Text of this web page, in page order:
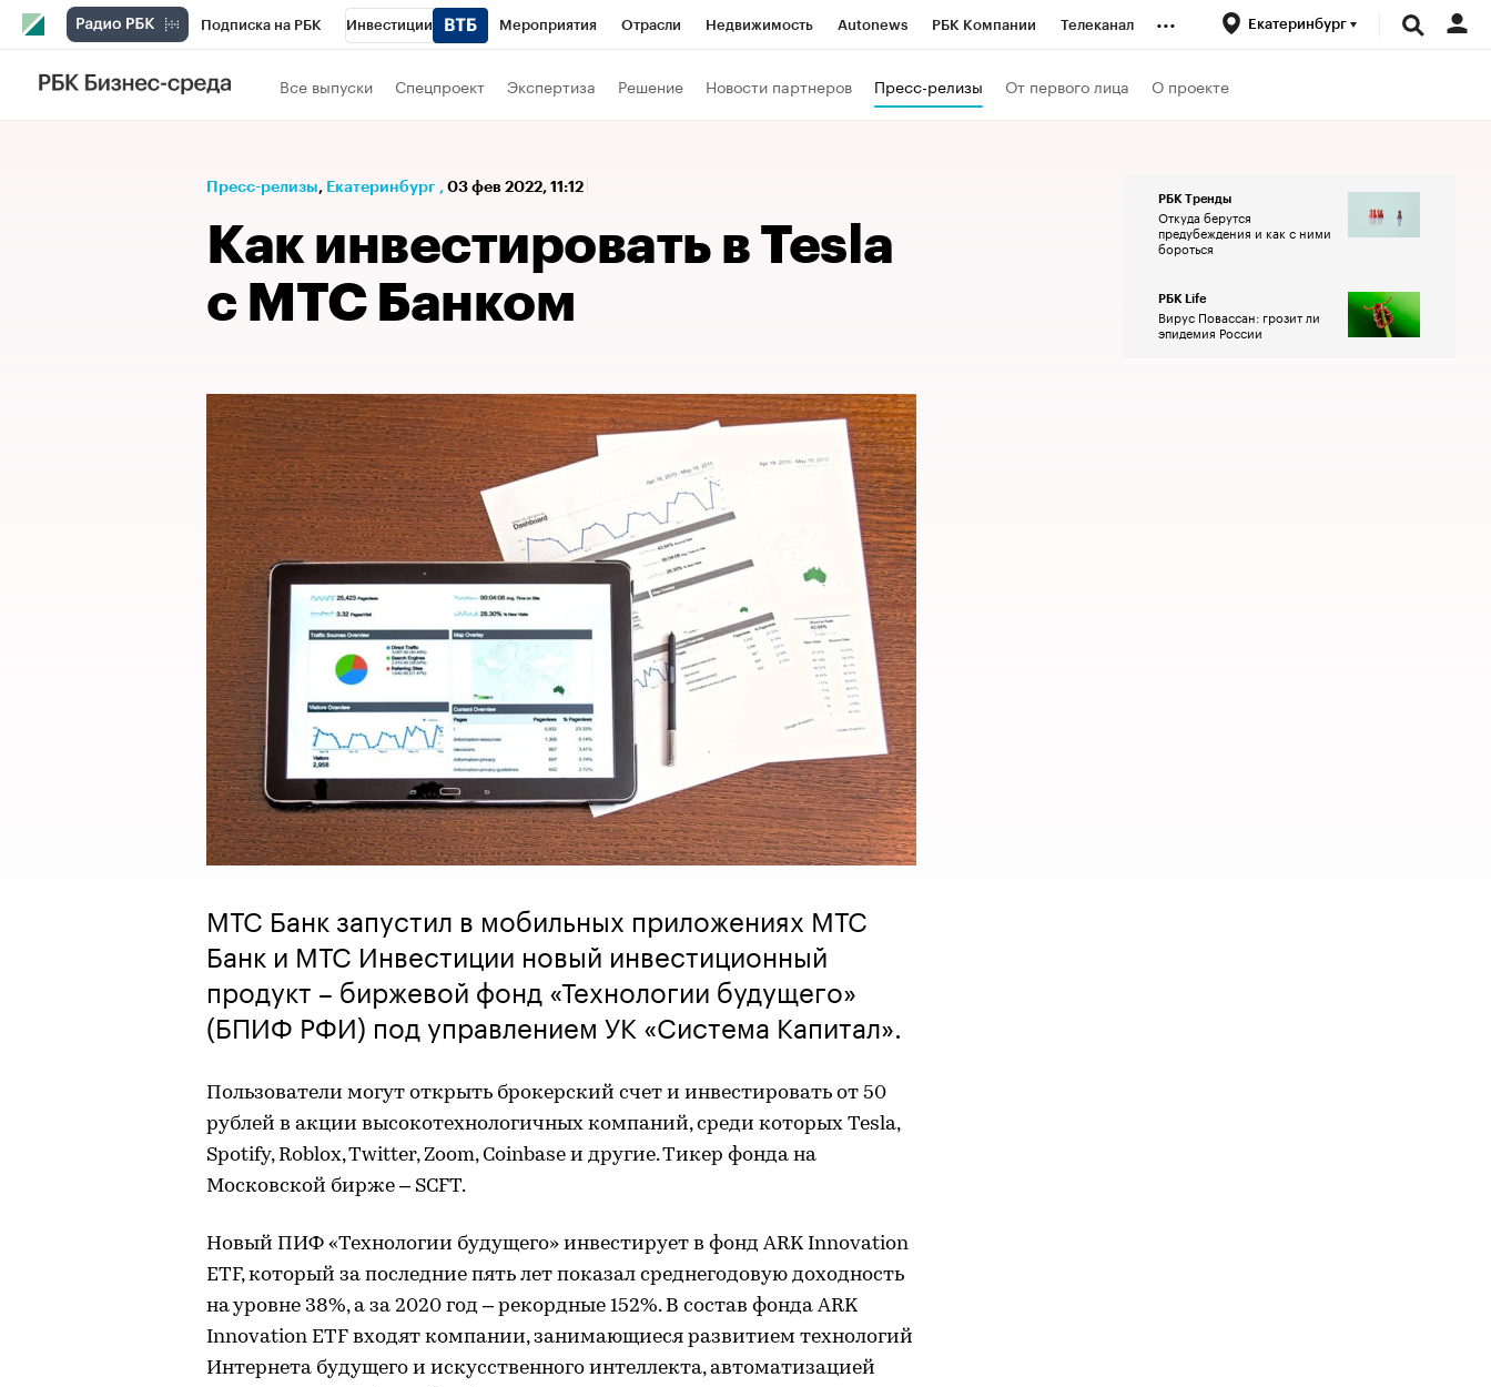
Подписка на РБК Инвестиции Мероприятия Отрасли Недвижимость Autonews РБК Компании Телеканал
РБК Вино
Проверка контрагентов Технологии и медиа Финансы
... Екатеринбург
Все выпуски Спецпроект Экспертиза Решение Новости партнеров Пресс-релизы От первого лица О проекте
Пресс-релизы⁠, Екатеринбург , 03 фев 2022, 11:12
Как инвестировать в Tesla
с МТС Банком
МТС Банк запустил в мобильных приложениях МТС
Банк и МТС Инвестиции новый инвестиционный
продукт – биржевой фонд «Технологии будущего»
(БПИФ РФИ) под управлением УК «Система Капитал».
Пользователи могут открыть брокерский счет и инвестировать от 50
рублей в акции высокотехнологичных компаний, среди которых Tesla,
Spotify, Roblox, Twitter, Zoom, Coinbase и другие. Тикер фонда на
Московской бирже – SCFT.
Новый ПИФ «Технологии будущего» инвестирует в фонд ARK Innovation
ETF, который за последние пять лет показал среднегодовую доходность
на уровне 38%, а за 2020 год – рекордные 152%. В состав фонда ARK
Innovation ETF входят компании, занимающиеся развитием технологий
Интернета будущего и искусственного интеллекта, автоматизацией
РБК Тренды
Откуда берутся
предубеждения и как с ними
бороться
РБК Life
Вирус Повассан: грозит ли
эпидемия России